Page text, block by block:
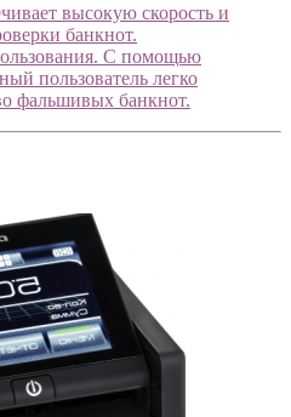
высокую скорость и
банкнот.
С помощью
пользователь легко
фальшивых банкнот.